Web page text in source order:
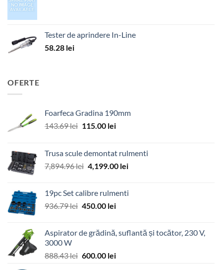
Tester de aprindere In-Line
58.28 lei
OFERTE
Foarfeca Gradina 190mm
143.69lei Prețul
fost:
143.69 lei.
115.00 leiPrețul
115.00 lei.
Trusa scule demontat rulmenti
7,894.96lei Prețul
fost:
7,894.96 lei.
4,199.00 leiPrețul
4,199.00 lei.
19pc Set calibre rulmenti
936.79lei Prețul
fost:
450.00 leiPrețul
450.00 lei.
Aspirator de grădină, suflantă și tocător, 230 V,
3000 W
888.43lei Prețul
600.00 leiPrețul